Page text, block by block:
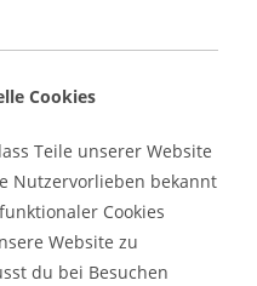
Cookies
Teile unserer Website
Nutzervorlieben bekannt
Cookies
Website zu
du bei Besuchen